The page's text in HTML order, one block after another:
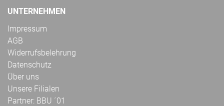
UNTERNEHMEN
Impressum
AGB
Widerrufsbelehrung
Datenschutz
Über uns
Unsere Filialen
Partner: BBU ´01